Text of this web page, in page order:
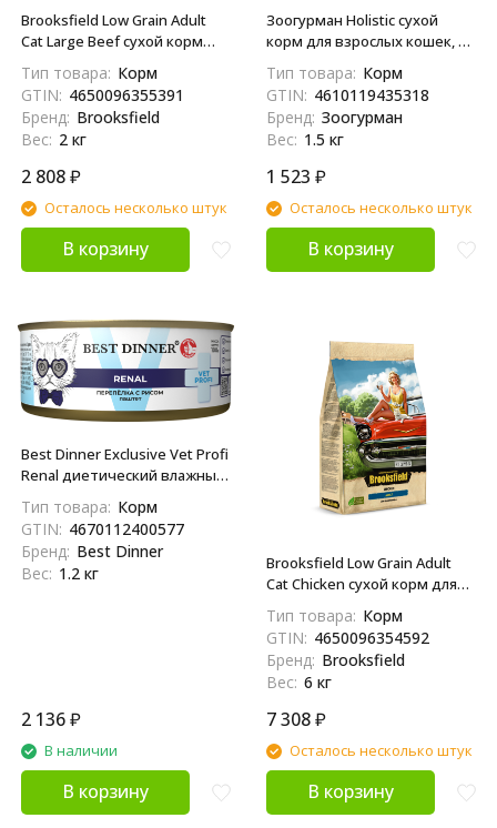
Brooksfield Low Grain Adult
Cat Large Beef сухой корм
пород с говядиной и рисом -
2 кг
Тип товара: Корм
GTIN: 4650096355391
Бренд: Brooksfield
Вес: 2 кг
2 808₽
Осталось несколько штук
В корзину
Зоогурман Holistic сухой
корм для взрослых кошек, с
кг
Тип товара: Корм
GTIN: 4610119435318
Бренд: Зоогурман
Вес: 1.5 кг
1 523 ₽
Осталось несколько штук
В корзину
Best Dinner Exclusive Vet Profi
Renal диетический влажный
при болезни почек, с
перепелкой и рисом, в
консервах - 100 г х 12 шт
Тип товара: Корм
GTIN: 4670112400577
Бренд: Best Dinner
Вес: 1.2 кг
2 136₽
В наличии
В корзину
Brooksfield Low Grain Adult
Cat Chicken сухой корм для
рисом - 6 кг
Тип товара: Корм
GTIN: 4650096354592
Бренд: Brooksfield
Вес: 6 кг
7 308₽
Осталось несколько штук
В корзину